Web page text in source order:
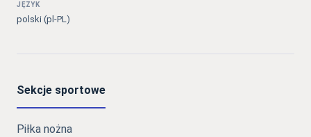
JĘZYK
polski (pl-PL)
Sekcje sportowe
Piłka nożna